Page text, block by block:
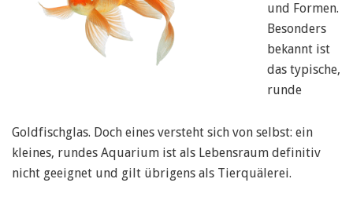
und Formen.
Besonders
bekannt ist
das typische,
runde
Goldfischglas. Doch eines versteht sich von selbst: ein
kleines, rundes Aquarium ist als Lebensraum definitiv
nicht geeignet und gilt übrigens als Tierquälerei.